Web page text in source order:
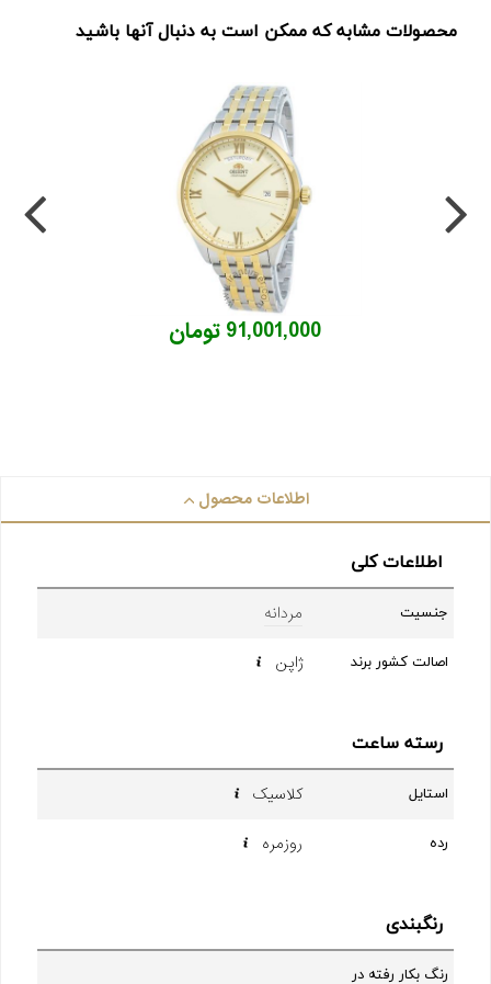
محصولات مشابه که ممکن است به دنبال آنها باشید
91,001,000 تومان
اطلاعات محصول
اطلاعات کلی
جنسیت مردانه
اصالت کشور برند ژاپن
رسته ساعت
استایل کلاسیک
رده روزمره
رنگبندی
رنگ بکار رفته در